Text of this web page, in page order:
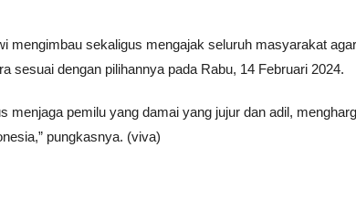
mengimbau sekaligus mengajak seluruh masyarakat
sesuai dengan pilihannya pada Rabu, 14 Februari 2024.
menjaga pemilu yang damai yang jujur dan adil,
pungkasnya. (viva)